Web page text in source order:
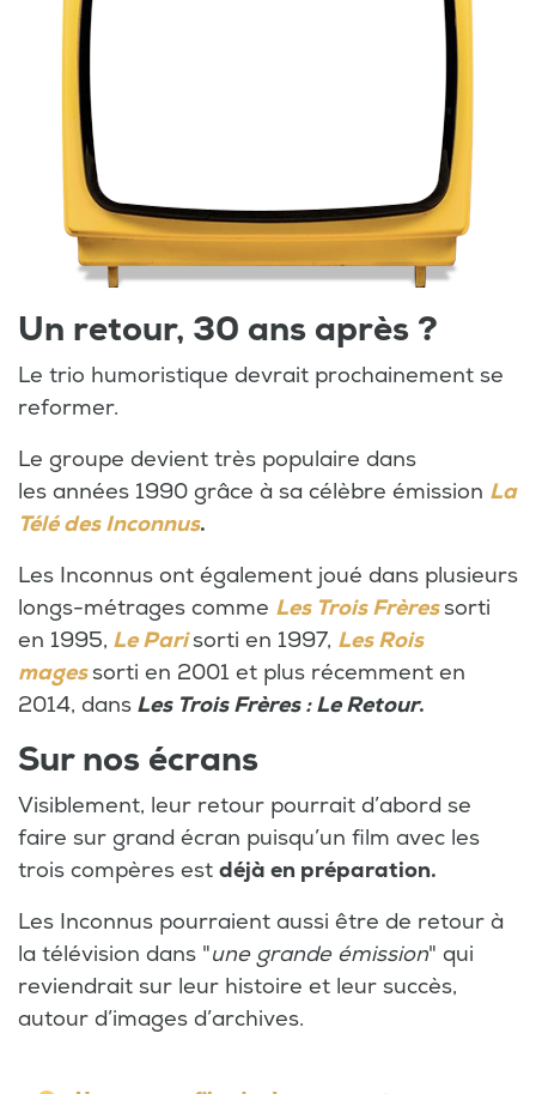
Un retour, 30 ans après ?
Le trio humoristique devrait prochainement se
reformer.
Le groupe devient très populaire dans
les années 1990 grâce à sa célèbre émission La
Télé des Inconnus.
Les Inconnus ont également joué dans plusieurs
longs-métrages comme Les Trois Frèressorti
en 1995, Le Parisorti en 1997, Les Rois
magessorti en 2001 et plus récemment en
2014, dans Les Trois Frères : Le Retour.
Sur nos écrans
Visiblement, leur retour pourrait d’abord se
faire sur grand écran puisqu’un film avec les
trois compères est déjà en préparation.
Les Inconnus pourraient aussi être de retour à
la télévision dans "une grande émission" qui
reviendrait sur leur histoire et leur succès,
autour d’images d’archives.